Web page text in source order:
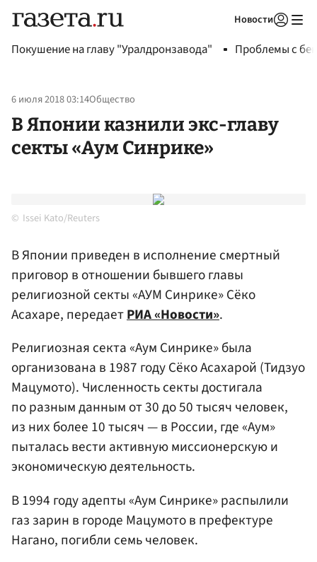
Новости
Покушение на главу "Уралдронзавода" Проблемы с
6 июля 2018 03:14Общество
В Японии казнили экс-главу
секты «Аум Синрике»
Issei Kato/Reuters
В Японии приведен в исполнение смертный
приговор в отношении бывшего главы
религиозной секты «АУМ Синрике» Сёко
Асахаре, передаетРИА «Новости».
Религиозная секта «Аум Синрике» была
организована в 1987 году Сёко Асахарой (Тидзуо
Мацумото). Численность секты достигала
по разным данным от 30 до 50 тысяч человек,
из них более 10 тысяч — в России, где «Аум»
пыталась вести активную миссионерскую и
экономическую деятельность.
В 1994 году адепты «Аум Синрике» распылили
газ зарин в городе Мацумото в префектуре
Нагано, погибли семь человек.